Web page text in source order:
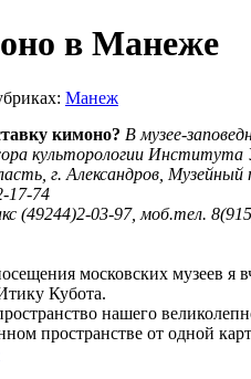
в Манеже
Манеж
кимоно? В музее-
культорологии
г. Александров, Музейный
17-74
(49244)2-03-97, моб.тел.
московских музеев я
Кубота.
нашего
пространстве от одной